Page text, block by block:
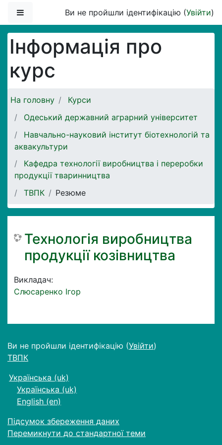
Бокова панельВи не пройшли ідентифікацію (Увійти)
Інформація про
курс
На головну
Курси
Одеський державний аграрний університет
Навчально-науковий інститут біотехнологій та
аквакультури
Кафедра технології виробництва і переробки
продукції тваринництва
ТВПК
Резюме
Технологія виробництва
продукції козівництва
Викладач:
Слюсаренко Ігор
Ви не пройшли ідентифікацію (Увійти)
ТВПК
Українська ‎(uk)‎
Українська ‎(uk)‎
English ‎(en)‎
Підсумок збереження даних
Перемикнути до стандартної теми